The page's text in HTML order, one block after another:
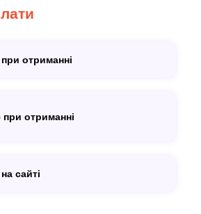
отриманні
при отриманні
сайті